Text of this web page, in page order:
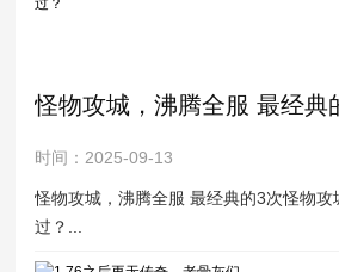
时间：2025-09-13
怪物攻城，沸腾全服 最经典的3次怪物
过？...